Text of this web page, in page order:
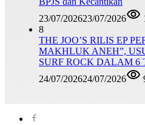
23/07/202623/07/2026
8
THE JOO’S RILIS EP
MAKHLUK ANEH”,
SURF ROCK DALAM 6
24/07/202624/07/2026